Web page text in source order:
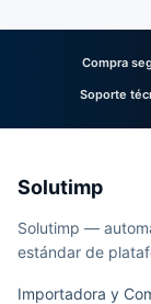
Compra
Soporte
Solutimp
Solutimp —
estándar de
Importadora y